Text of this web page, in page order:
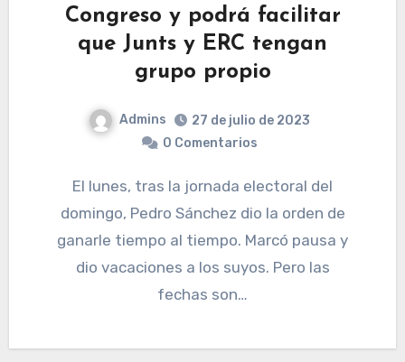
Congreso y podrá facilitar
que Junts y ERC tengan
grupo propio
Admins
27 de julio de 2023
0 Comentarios
El lunes, tras la jornada electoral del
domingo, Pedro Sánchez dio la orden de
ganarle tiempo al tiempo. Marcó pausa y
dio vacaciones a los suyos. Pero las
fechas son…